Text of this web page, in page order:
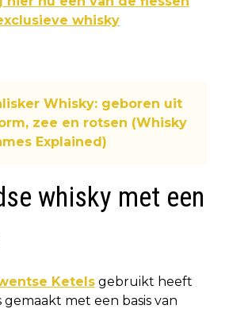
whisky
Whisky: geboren uit
zee en rotsen (Whisky
Explained)
whisky met een
Ketels gebruikt heeft
gemaakt met een basis van